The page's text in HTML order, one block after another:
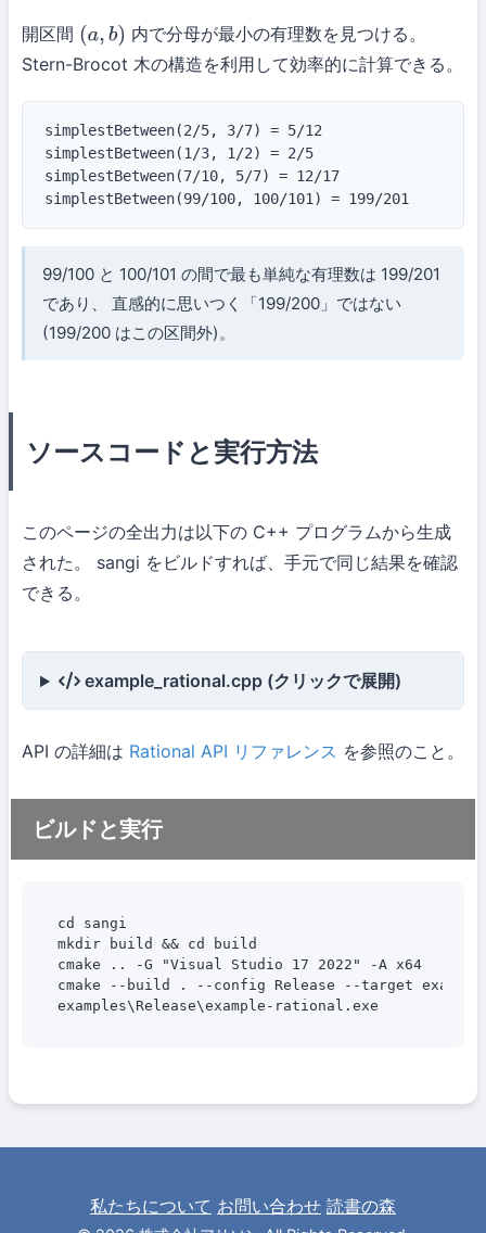
開区間 (a,b)
内で分母が最小の有理数を見つける。
Stern-Brocot 木の構造を利用して効率的に計算できる。
simplestBetween(2/5, 3/7) = 5/12
simplestBetween(1/3, 1/2) = 2/5
simplestBetween(7/10, 5/7) = 12/17
simplestBetween(99/100, 100/101) = 199/201
99/100 と 100/101 の間で最も単純な有理数は 199/201
であり、 直感的に思いつく「199/200」ではない
(199/200 はこの区間外)。
ソースコードと実行方法
このページの全出力は以下の C++ プログラムから生成
された。 sangi をビルドすれば、手元で同じ結果を確認
できる。
example_rational.cpp (クリックで展開)
API の詳細は Rational API リファレンス を参照のこと。
ビルドと実行
cd sangi
mkdir build && cd build
cmake .. -G "Visual Studio 17 2022" -A x64
cmake --build . --config Release --target
examples\Release\example-rational.exe
私たちについて お問い合わせ 読書の森